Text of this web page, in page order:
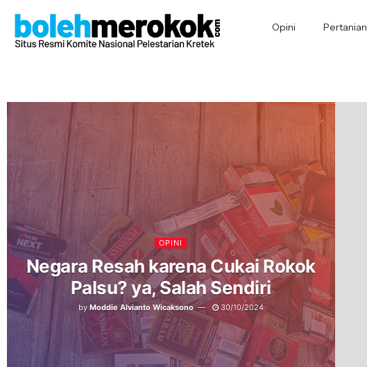
Opini Pertanian
OPINI
Negara Resah karena Cukai Rokok
Palsu? ya, Salah Sendiri
by Moddie Alvianto Wicaksono 30/10/2024